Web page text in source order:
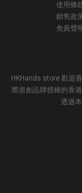
使用條
銷售政
免責聲
HKHands store 歡迎
際原創品牌授權的香
透過